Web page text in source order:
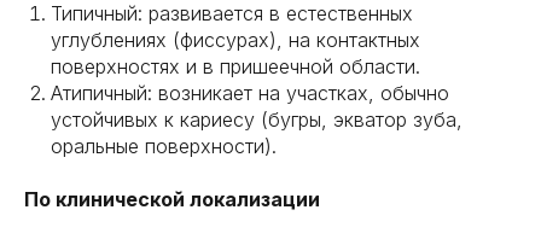
Типичный: развивается в естественных
углублениях (фиссурах), на контактных
поверхностях и в пришеечной области.
Атипичный: возникает на участках, обычно
устойчивых к кариесу (бугры, экватор зуба,
оральные поверхности).
По клинической локализации